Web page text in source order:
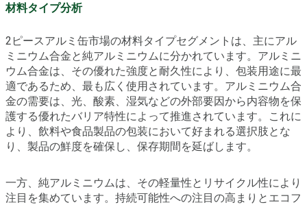
材料タイプ分析
2ピースアルミ缶市場の材料タイプセグメントは、主にアル
ミニウム合金と純アルミニウムに分かれています。アルミニ
ウム合金は、その優れた強度と耐久性により、包装用途に最
適であるため、最も広く使用されています。アルミニウム合
金の需要は、光、酸素、湿気などの外部要因から内容物を保
護する優れたバリア特性によって推進されています。これに
より、飲料や食品製品の包装において好まれる選択肢とな
り、製品の鮮度を確保し、保存期間を延ばします。
一方、純アルミニウムは、その軽量性とリサイクル性により
注目を集めています。持続可能性への注目の高まりとエコフ